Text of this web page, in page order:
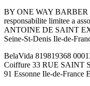
BY ONE WAY BARBER
responsabilite limitee a
ANTOINE DE SAINT
Seine-St-Denis Ile-de-
BelaVida 819819368
Coiffure 33 RUE SAINT
91 Essonne Ile-de-France